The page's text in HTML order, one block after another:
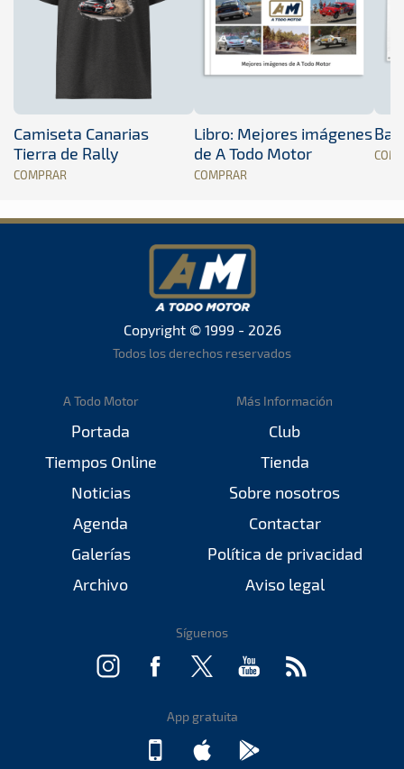
Camiseta Canarias
Tierra de Rally
COMPRAR
Libro: Mejores imágenes
de A Todo Motor
COMPRAR
Copyright © 1999 - 2026
Todos los derechos reservados
A Todo Motor
Portada
Tiempos Online
Noticias
Agenda
Galerías
Archivo
Más Información
Club
Tienda
Sobre nosotros
Contactar
Política de privacidad
Aviso legal
Síguenos
App gratuita